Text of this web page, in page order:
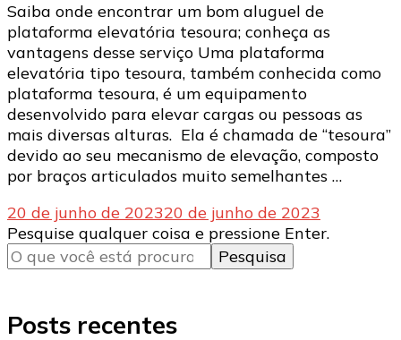
Saiba onde encontrar um bom aluguel de
plataforma elevatória tesoura; conheça as
vantagens desse serviço Uma plataforma
elevatória tipo tesoura, também conhecida como
plataforma tesoura, é um equipamento
desenvolvido para elevar cargas ou pessoas as
mais diversas alturas. Ela é chamada de “tesoura”
devido ao seu mecanismo de elevação, composto
por braços articulados muito semelhantes …
20 de junho de 202320 de junho de 2023
Procurando
algo?
Pesquise qualquer coisa e pressione Enter.
Posts recentes